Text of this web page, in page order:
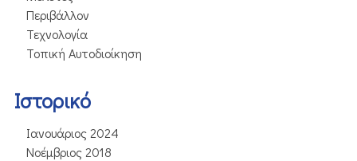
Περιβάλλον
Τεχνολογία
Τοπική Αυτοδιοίκηση
Ιστορικό
Ιανουάριος 2024
Νοέμβριος 2018